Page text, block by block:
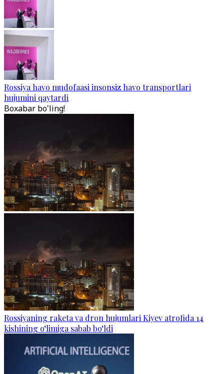
Rossiya havo mudofaasi insonsiz havo transportlari
hujumini qaytardi
Boxabar bo'ling!
Rossiyaning raketa va dron hujumlari Kiyev atrofida 14
kishining o‘limiga sabab bo‘ldi